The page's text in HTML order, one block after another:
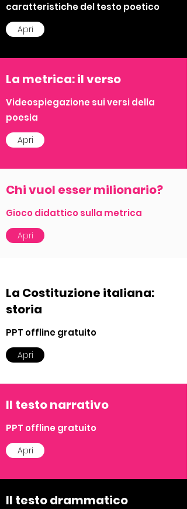
caratteristiche del testo poetico
Apri
La metrica: il verso
Videospiegazione sui versi della
poesia
Apri
Chi vuol esser milionario?
Gioco didattico sulla metrica
Apri
La Costituzione italiana:
storia
PPT offline gratuito
Apri
Il testo narrativo
PPT offline gratuito
Apri
Il testo drammatico